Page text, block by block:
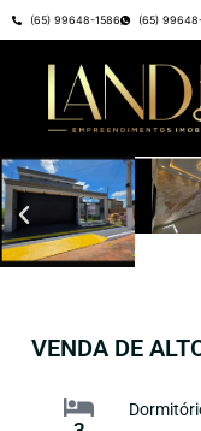
(65) 99648-1586 (65)
VENDA DE